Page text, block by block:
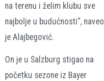
na terenu i želim klubu sve
najbolje u budućnosti“, naveo
je Alajbegović.
On je u Salzburg stigao na
početku sezone iz Bayer